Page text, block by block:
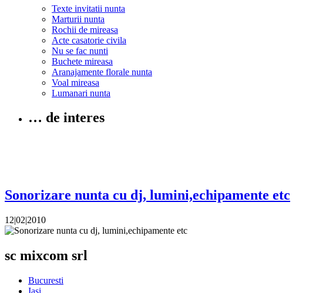
Texte invitatii nunta
Marturii nunta
Rochii de mireasa
Acte casatorie civila
Nu se fac nunti
Buchete mireasa
Aranajamente florale nunta
Voal mireasa
Lumanari nunta
… de interes
Sonorizare nunta cu dj, lumini,echipamente etc
12|02|2010
sc mixcom srl
Bucuresti
Iasi